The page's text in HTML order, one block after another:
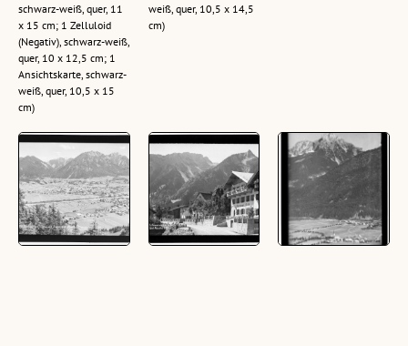
schwarz-weiß, quer, 11
x 15 cm; 1 Zelluloid
(Negativ), schwarz-weiß,
quer, 10 x 12,5 cm; 1
Ansichtskarte, schwarz-
weiß, quer, 10,5 x 15
cm)
weiß, quer, 10,5 x 14,5
cm)